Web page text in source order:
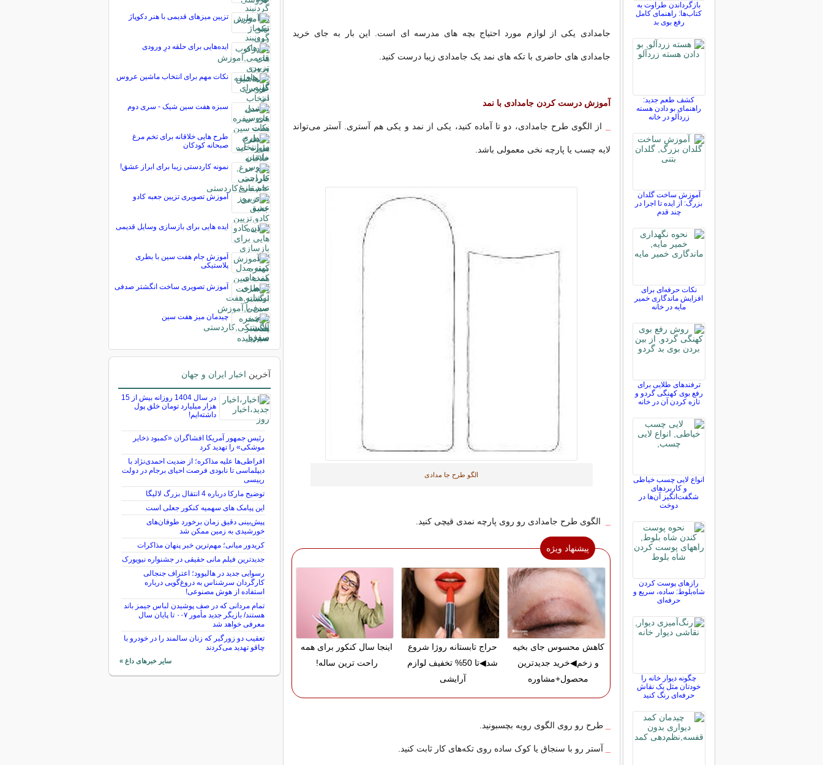
جامدادی یکی از لوازم مورد احتیاج بچه های مدرسه ای است. این بار به جای خرید
جامدادی های حاضری با تکه های نمد یک جامدادی زیبا درست کنید.
آموزش درست کردن جامدادی با نمد
از الگوی طرح جامدادی، دو تا آماده کنید، یکی از نمد و یکی هم آستری. آستر می‌تواند
لایه چسب یا پارچه نخی معمولی باشد.
الگو طرح جا مدادی
الگوی طرح جامدادی رو روی پارچه نمدی قیچی کنید.
پیشنهاد ویژه
کاهش محسوس جای بخیه
و زخم◀خرید جدیدترین
محصول+مشاوره
حراج تابستانه روژا شروع
شد◀تا 50% تخفیف لوازم
آرایشی
اینجا سال کنکور برای همه
راحت ترین ساله!
طرح رو روی الگوی رویه بچسبونید.
آستر رو با سنجاق یا کوک ساده روی تکه‌های کار ثابت کنید.
بازگرداندن طراوت به
کتاب‌ها: راهنمای کامل
رفع بوی بد
کشف طعم جدید:
راهنمای بو دادن هسته
زردآلو در خانه
آموزش ساخت گلدان
بزرگ: از ایده تا اجرا در
چند قدم
نکات حرفه‌ای برای
افزایش ماندگاری خمیر
مایه در خانه
ترفندهای طلایی برای
رفع بوی کهنگی گردو و
تازه کردن آن در خانه
انواع لایی چسب خیاطی
و کاربردهای
شگفت‌انگیز آن‌ها در
دوخت
رازهای پوست کردن
شاه‌بلوط: ساده، سریع و
حرفه‌ای
چگونه دیوار خانه را
خودتان مثل یک نقاش
حرفه‌ای رنگ کنید
تزیین میزهای قدیمی با هنر دکوپاژ
ایده‌هایی برای حلقه درِ ورودی
نکات مهم برای انتخاب ماشین عروس
سبزه هفت سین شیک - سری دوم
طرح هایی خلاقانه برای تخم مرغ
صبحانه کودکان
نمونه کاردستی زیبا برای ابراز عشق!
آموزش تصویری تزیین جعبه کادو
ایده هایی برای بازسازی وسایل قدیمی
آموزش جام هفت سین با بطری
پلاستیکی
آموزش تصویری ساخت انگشتر صدفی
چیدمان میز هفت سین
آخرین اخبار ایران و جهان
در سال 1404 روزانه بیش از 15
هزار میلیارد تومان خلق پول
داشته‌ایم!
رئیس جمهور آمریکا افشاگران «کمبود ذخایر
موشکی» را تهدید کرد
افراطی‌ها علیه مذاکره؛ از ضدیت احمدی‌نژاد با
دیپلماسی تا نابودی فرصت احیای برجام در دولت
رییسی
توضیح مارکا درباره 4 انتقال بزرگ لالیگا
این پیامک های سهمیه کنکور جعلی است
پیش‌بینی دقیق زمان برخورد طوفان‌های
خورشیدی به زمین ممکن شد
کریدور میانی؛ مهم‌ترین خبر پنهان مذاکرات
جدیدترین فیلم مانی حقیقی در جشنواره نیویورک
رسوایی جدید در هالیوود؛ اعتراف جنجالی
کارگردان سرشناس به دروغ‌گویی درباره
استفاده از هوش مصنوعی!
تمام مردانی که در صف پوشیدن لباس جیمز باند
هستند/ بازیگر جدید مأمور ۰۰۷ تا پایان سال
معرفی خواهد شد
تعقیب دو زورگیر که زنان سالمند را در خودرو با
چاقو تهدید می‌کردند
سایر خبرهای داغ »